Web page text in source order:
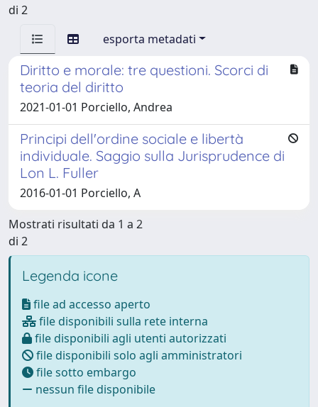
di 2
esporta metadati
Diritto e morale: tre questioni. Scorci di
teoria del diritto
2021-01-01 Porciello, Andrea
Principi dell'ordine sociale e libertà
individuale. Saggio sulla Jurisprudence di
Lon L. Fuller
2016-01-01 Porciello, A
Mostrati risultati da 1 a 2
di 2
Legenda icone
file ad accesso aperto
file disponibili sulla rete interna
file disponibili agli utenti autorizzati
file disponibili solo agli amministratori
file sotto embargo
nessun file disponibile